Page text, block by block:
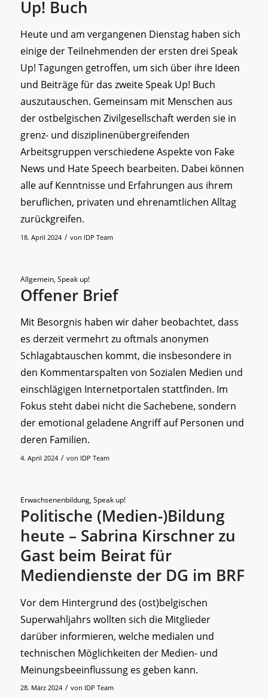
Up! Buch
Heute und am vergangenen Dienstag haben sich
einige der Teilnehmenden der ersten drei Speak
Up! Tagungen getroffen, um sich über ihre Ideen
und Beiträge für das zweite Speak Up! Buch
auszutauschen. Gemeinsam mit Menschen aus
der ostbelgischen Zivilgesellschaft werden sie in
grenz- und disziplinenübergreifenden
Arbeitsgruppen verschiedene Aspekte von Fake
News und Hate Speech bearbeiten. Dabei können
alle auf Kenntnisse und Erfahrungen aus ihrem
beruflichen, privaten und ehrenamtlichen Alltag
zurückgreifen.
18. April 2024 / von IDP Team
Allgemein, Speak up!
Offener Brief
Mit Besorgnis haben wir daher beobachtet, dass
es derzeit vermehrt zu oftmals anonymen
Schlagabtauschen kommt, die insbesondere in
den Kommentarspalten von Sozialen Medien und
einschlägigen Internetportalen stattfinden. Im
Fokus steht dabei nicht die Sachebene, sondern
der emotional geladene Angriff auf Personen und
deren Familien.
4. April 2024 / von IDP Team
Erwachsenenbildung, Speak up!
Politische (Medien-)Bildung
heute – Sabrina Kirschner zu
Gast beim Beirat für
Mediendienste der DG im BRF
Vor dem Hintergrund des (ost)belgischen
Superwahljahrs wollten sich die Mitglieder
darüber informieren, welche medialen und
technischen Möglichkeiten der Medien- und
Meinungsbeeinflussung es geben kann.
28. März 2024 / von IDP Team